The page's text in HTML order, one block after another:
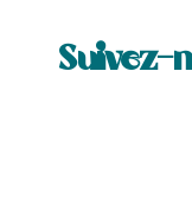
Suivez-